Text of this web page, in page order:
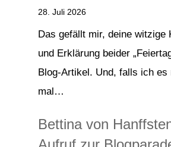
28. Juli 2026
Das gefällt mir, deine witzige
und Erklärung beider
Blog-Artikel. Und, falls ich es
mal…
Bettina von